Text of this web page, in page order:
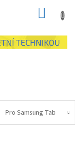
Pro Samsung Tab